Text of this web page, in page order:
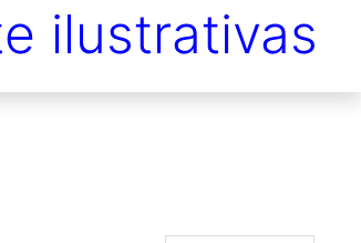
ilustrativas